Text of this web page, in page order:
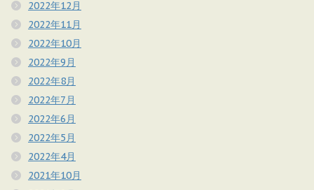
2022年12月
2022年11月
2022年10月
2022年9月
2022年8月
2022年7月
2022年6月
2022年5月
2022年4月
2021年10月